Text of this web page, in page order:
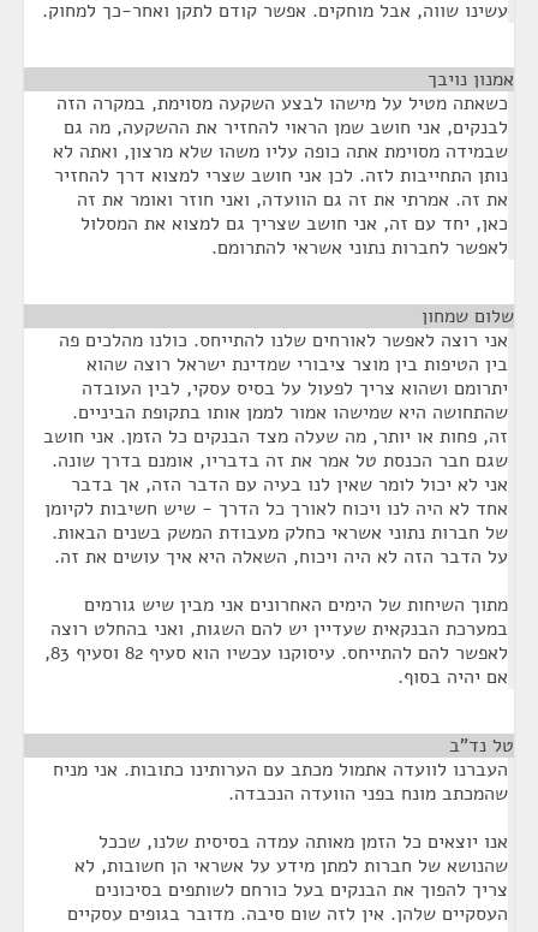
עשינו שווה, אבל מוחקים. אפשר קודם לתקן ואחר-כך למחוק.
אמנון נויבך
כשאתה מטיל על מישהו לבצע השקעה מסוימת, במקרה הזה
לבנקים, אני חושב שמן הראוי להחזיר את ההשקעה, מה גם
שבמידה מסוימת אתה כופה עליו משהו שלא מרצון, ואתה לא
נותן התחייבות לזה. לכן אני חושב שצרי למצוא דרך להחזיר
את זה. אמרתי את זה גם הוועדה, ואני חוזר ואומר את זה
כאן, יחד עם זה, אני חושב שצריך גם למצוא את המסלול
לאפשר לחברות נתוני אשראי להתרומם.
שלום שמחון
אני רוצה לאפשר לאורחים שלנו להתייחס. כולנו מהלכים פה
בין הטיפות בין מוצר ציבורי שמדינת ישראל רוצה שהוא
יתרומם ושהוא צריך לפעול על בסיס עסקי, לבין העובדה
שהתחושה היא שמישהו אמור לממן אותו בתקופת הביניים.
זה, פחות או יותר, מה שעלה מצד הבנקים כל הזמן. אני חושב
שגם חבר הכנסת טל אמר את זה בדבריו, אומנם בדרך שונה.
אני לא יכול לומר שאין לנו בעיה עם הדבר הזה, אך בדבר
אחד לא היה לנו ויכוח לאורך כל הדרך - שיש חשיבות לקיומן
של חברות נתוני אשראי כחלק מעבודת המשק בשנים הבאות.
על הדבר הזה לא היה ויכוח, השאלה היא איך עושים את זה.
מתוך השיחות של הימים האחרונים אני מבין שיש גורמים
במערכת הבנקאית שעדיין יש להם השגות, ואני בהחלט רוצה
לאפשר להם להתייחס. עיסוקנו עכשיו הוא סעיף 82 וסעיף 83,
אם יהיה בסוף.
טל נד"ב
העברנו לוועדה אתמול מכתב עם הערותינו כתובות. אני מניח
שהמכתב מונח בפני הוועדה הנכבדה.
אנו יוצאים כל הזמן מאותה עמדה בסיסית שלנו, שככל
שהנושא של חברות למתן מידע על אשראי הן חשובות, לא
צריך להפוך את הבנקים בעל כורחם לשותפים בסיכונים
העסקיים שלהן. אין לזה שום סיבה. מדובר בגופים עסקיים